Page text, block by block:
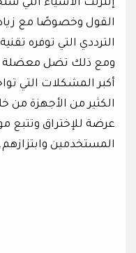
إنترنت الأشياء
القول وخصوصًا مع
الترددي التي توفره
ومع ذلك تضل معضلة
أكبر المشكلات التي
الكثير من الأجهزة من
عرضة للإختراق وتتبع
المستخدمين وابتزازهم.